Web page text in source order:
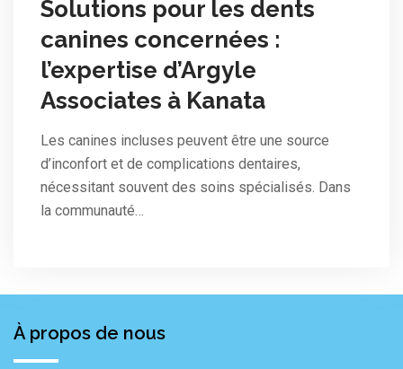
Solutions pour les dents
canines concernées :
l’expertise d’Argyle
Associates à Kanata
Les canines incluses peuvent être une source
d’inconfort et de complications dentaires,
nécessitant souvent des soins spécialisés. Dans
la communauté…
À propos de nous